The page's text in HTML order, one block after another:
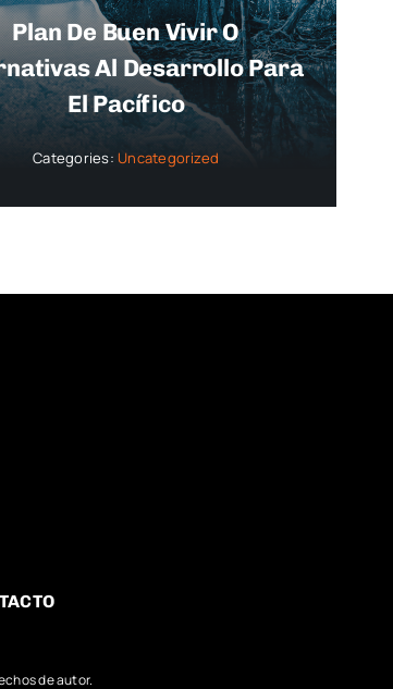
Plan De Buen Vivir O
Al Desarrollo Para
El Pacífico
Categories:Uncategorized
de autor.